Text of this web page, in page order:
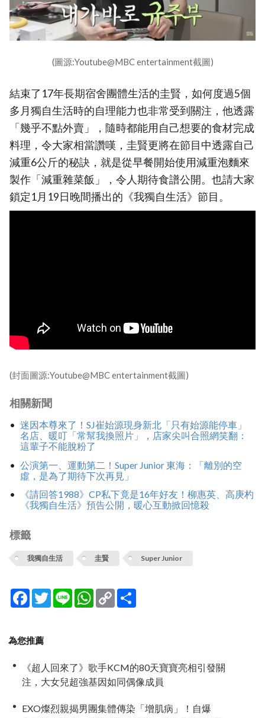
(圖源:Youtube@MBC entertainment截圖)
結束了17年長期宿舍團體生活的圭賢，如何度過5個
多月獨自生活時的自理能力也非常受到關注，他透露
「幾乎不點外賣」，隨時都能用自己想要的食材完成
料理，令大家相當讚嘆，圭賢更將在節目中透露自己
減重6公斤的秘訣，就是從早餐開始使用減重泡麵來
製作「減重雜菜飯」，令人期待食譜公開。也請大家
鎖定1月19日晚間播出的《我獨自生活》節目。
(封面圖源:Youtube@MBC entertainment截圖)
相關新聞
迷因本尊來了！SJ崔始源現身新北「只有始源能停車」
名店、暖叮「常幫我換照片」，店家尖叫合照網笑翻：
這輩子不能脫粉了
公演第一、運動第二！Super Junior 東海：「離別的空
虛，是為了期待下次再見」
《請回答1988》CP私下竟是16年好友！柳惠英、高庚杓
《我獨自生活》預告公開，暖心互動掀回憶殺
標籤
我獨自生活 圭賢 Super Junior
Facebook
TwitterLine WhatsApp
Copy
Link
為您推薦
《超人回來了》歌手KCM的80天寶寶亮相引發關
注，大女兒超強基因如同偶像成員
EXO燦烈親揭男團集體傳染「增肌病」！自爆